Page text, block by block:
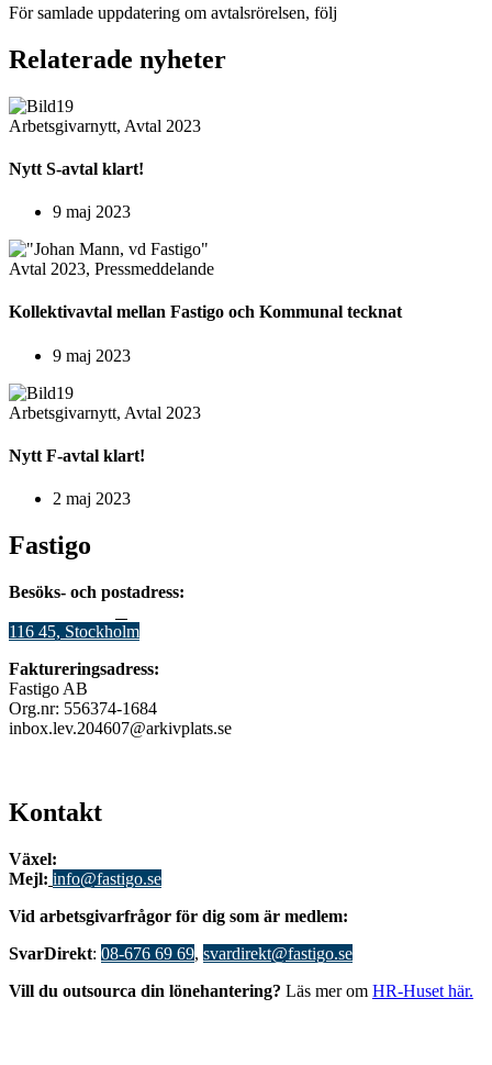
För samlade uppdatering om avtalsrörelsen, följ
Relaterade nyheter
Arbetsgivarnytt, Avtal 2023
Nytt S-avtal klart!
9 maj 2023
Avtal 2023, Pressmeddelande
Kollektivavtal mellan Fastigo och Kommunal tecknat
9 maj 2023
Arbetsgivarnytt, Avtal 2023
Nytt F-avtal klart!
2 maj 2023
Fastigo
Besöks- och postadress:
116 45, Stockholm
Faktureringsadress:
Fastigo AB
Org.nr: 556374-1684
inbox.lev.204607@arkivplats.se
Kontakt
Växel:
Mejl: info@fastigo.se
Vid arbetsgivarfrågor för dig som är medlem:
SvarDirekt: 08-676 69 69, svardirekt@fastigo.se
Vill du outsourca din lönehantering? Läs mer om HR-Huset här.